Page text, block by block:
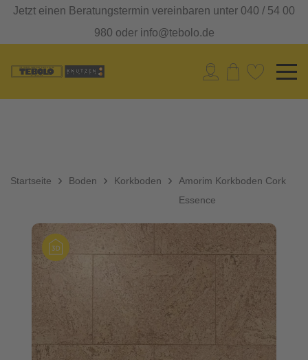
Jetzt einen Beratungstermin vereinbaren unter 040 / 54 00
980 oder info@tebolo.de
Startseite Boden Korkboden
Amorim Korkboden Cork
Essence